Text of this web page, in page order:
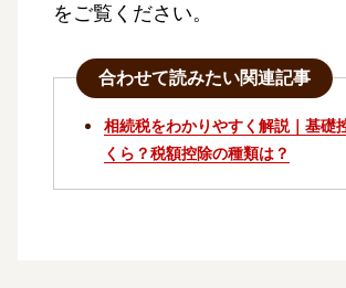
をご覧ください。
合わせて読みたい関連記事
相続税をわかりやすく解説｜基礎
くら？税額控除の種類は？